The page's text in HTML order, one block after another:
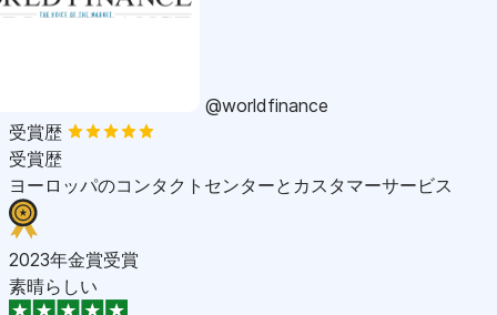
@worldfinance
受賞歴
受賞歴
ヨーロッパのコンタクトセンターとカスタマーサービス
2023年金賞受賞
素晴らしい